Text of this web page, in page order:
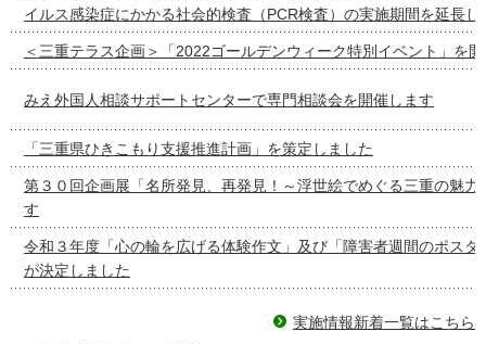
イルス感染症にかかる社会的検査（PCR検査）の実施期間を延長し
＜三重テラス企画＞「2022ゴールデンウィーク特別イベント」を
みえ外国人相談サポートセンターで専門相談会を開催します
「三重県ひきこもり支援推進計画」を策定しました
第３０回企画展「名所発見、再発見！～浮世絵でめぐる三重の魅力
す
令和３年度「心の輪を広げる体験作文」及び「障害者週間のポスタ
が決定しました
実施情報新着一覧はこちら